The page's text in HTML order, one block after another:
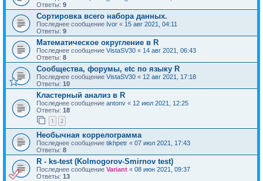
Ответы: 9
Сортировка всего набора данных.
Последнее сообщение Ivor « 15 авг 2021, 04:11
Ответы: 9
Математическое округление в R
Последнее сообщение VistaSV30 « 14 авг 2021, 06:43
Ответы: 8
Сообщества, форумы, etc по языку R
Последнее сообщение VistaSV30 « 12 авг 2021, 17:18
Ответы: 10
Кластерный анализ в R
Последнее сообщение antonv « 12 июл 2021, 12:25
Ответы: 18
1 2
Необычная коррелограмма
Последнее сообщение tikhpetr « 07 июл 2021, 17:43
Ответы: 8
R - ks-test (Kolmogorov-Smirnov test)
Последнее сообщение Variant « 08 июн 2021, 09:37
Ответы: 13